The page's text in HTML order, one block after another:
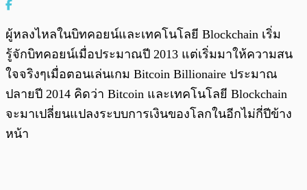
ผู้หลงไหลในบิทคอยน์และเทคโนโลยี Blockchain เริ่ม
รู้จักบิทคอยน์เมื่อประมาณปี 2013 แต่เริ่มมาให้ความสน
ใจจริงๆเมื่อตอนเล่นเกม Bitcoin Billionaire ประมาณ
ปลายปี 2014 คิดว่า Bitcoin และเทคโนโลยี Blockchain
จะมาเปลี่ยนแปลงระบบการเงินของโลกในอีกไม่กี่ปีข้าง
หน้า